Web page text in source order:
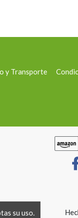
y Transporte
su uso.